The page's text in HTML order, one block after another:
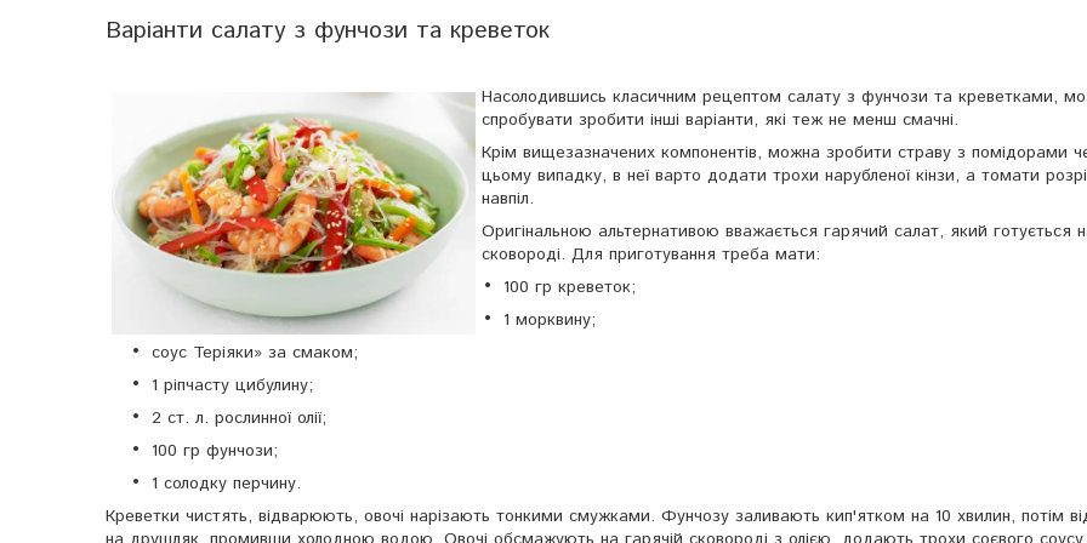
Варіанти салату з фунчози та креветок
Насолодившись класичним рецептом салату з фунчози та креветками,
спробувати зробити інші варіанти, які теж не менш смачні.
Крім вищезазначених компонентів, можна зробити страву з помідорами
цьому випадку, в неї варто додати трохи нарубленої кінзи, а томати
навпіл.
Оригінальною альтернативою вважається гарячий салат, який готується
сковороді. Для приготування треба мати:
100 гр креветок;
1 морквину;
соус Теріяки» за смаком;
1 ріпчасту цибулину;
2 ст. л. рослинної олії;
100 гр фунчози;
1 солодку перчину.
Креветки чистять, відварюють, овочі нарізають тонкими смужками. Фунчозу заливають кип'ятком на 10 хвилин, потім